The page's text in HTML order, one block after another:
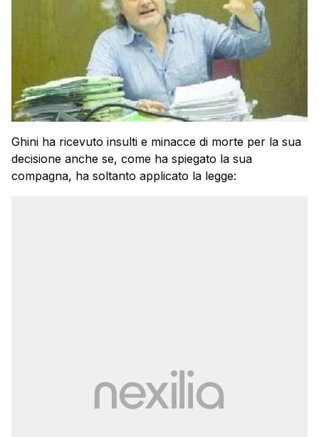
Ghini ha ricevuto insulti e minacce di morte per la sua
decisione anche se, come ha spiegato la sua
compagna, ha soltanto applicato la legge: